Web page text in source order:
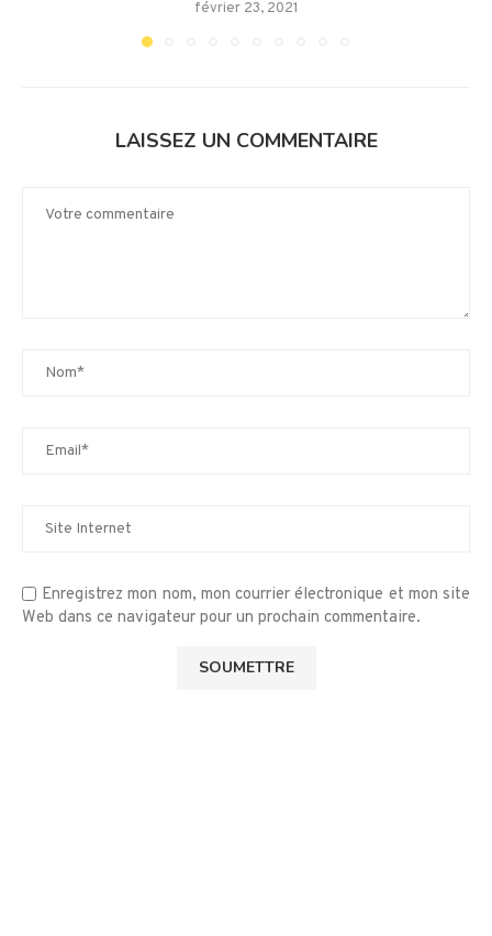
février 23, 2021
LAISSEZ UN COMMENTAIRE
Enregistrez mon nom, mon courrier électronique et mon site
Web dans ce navigateur pour un prochain commentaire.